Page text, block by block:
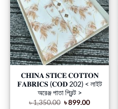
𝐂𝐇𝐈𝐍𝐀 𝐒𝐓𝐈𝐂𝐄 𝐂𝐎𝐓𝐓𝐎𝐍
𝐅𝐀𝐁𝐑𝐈𝐂𝐒 (𝐂𝐎𝐃 202) < লাইট
অরেঞ্জ পাতা প্রিন্ট >
৳1,350.00 ৳899.00